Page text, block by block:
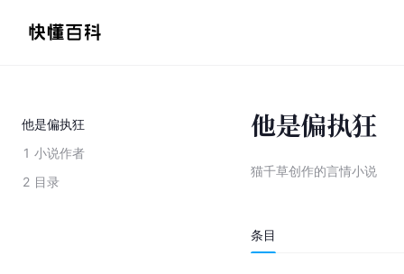
他是偏执狂
1 小说作者
2 目录
他是偏执狂
猫千草创作的言情小说
条目